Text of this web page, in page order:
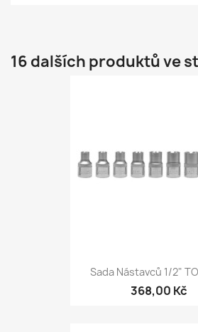
16 dalších produktů ve
Sada Nástavců 1/2"
368,00 Kč